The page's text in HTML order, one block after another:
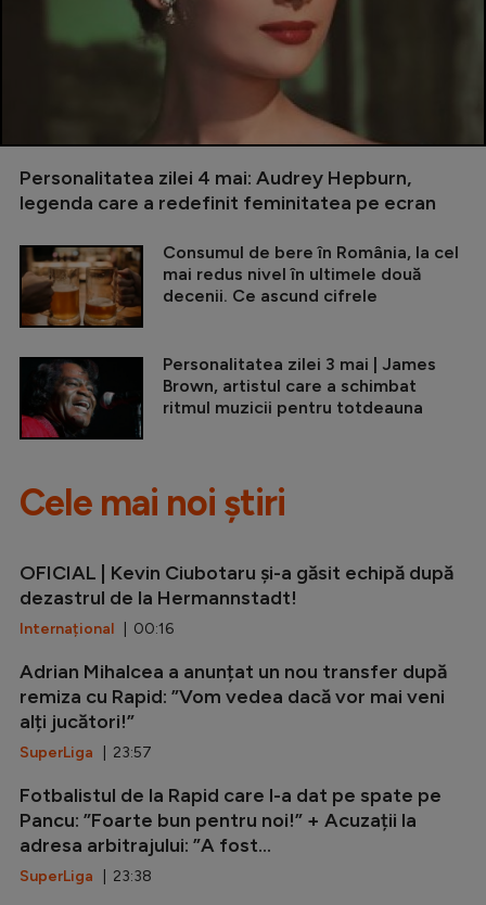
Personalitatea zilei 4 mai: Audrey Hepburn,
legenda care a redefinit feminitatea pe ecran
Consumul de bere în România, la cel
mai redus nivel în ultimele două
decenii. Ce ascund cifrele
Personalitatea zilei 3 mai | James
Brown, artistul care a schimbat
ritmul muzicii pentru totdeauna
Cele mai noi știri
OFICIAL | Kevin Ciubotaru și-a găsit echipă după
dezastrul de la Hermannstadt!
Internațional | 00:16
Adrian Mihalcea a anunțat un nou transfer după
remiza cu Rapid: ”Vom vedea dacă vor mai veni
alți jucători!”
SuperLiga | 23:57
Fotbalistul de la Rapid care l-a dat pe spate pe
Pancu: ”Foarte bun pentru noi!” + Acuzații la
adresa arbitrajului: ”A fost...
SuperLiga | 23:38